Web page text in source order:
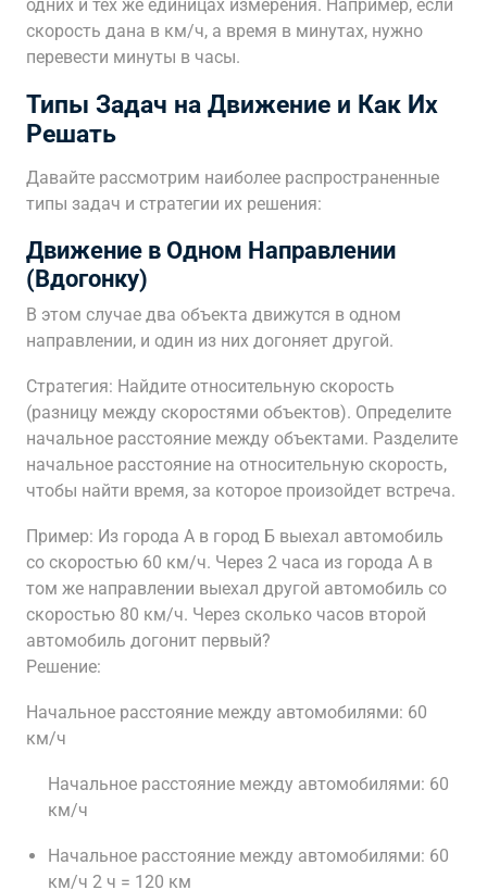
одних и тех же единицах измерения. Например, если
скорость дана в км/ч, а время в минутах, нужно
перевести минуты в часы.
Типы Задач на Движение и Как Их
Решать
Давайте рассмотрим наиболее распространенные
типы задач и стратегии их решения:
Движение в Одном Направлении
(Вдогонку)
В этом случае два объекта движутся в одном
направлении, и один из них догоняет другой.
Стратегия: Найдите относительную скорость
(разницу между скоростями объектов). Определите
начальное расстояние между объектами. Разделите
начальное расстояние на относительную скорость,
чтобы найти время, за которое произойдет встреча.
Пример: Из города А в город Б выехал автомобиль
со скоростью 60 км/ч. Через 2 часа из города А в
том же направлении выехал другой автомобиль со
скоростью 80 км/ч. Через сколько часов второй
автомобиль догонит первый?
Решение:
Начальное расстояние между автомобилями: 60
км/ч
Начальное расстояние между автомобилями: 60
км/ч
Начальное расстояние между автомобилями: 60
км/ч 2 ч = 120 км